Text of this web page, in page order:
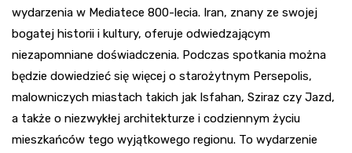
wydarzenia w Mediatece 800-lecia. Iran, znany ze swojej
bogatej historii i kultury, oferuje odwiedzającym
niezapomniane doświadczenia. Podczas spotkania można
będzie dowiedzieć się więcej o starożytnym Persepolis,
malowniczych miastach takich jak Isfahan, Sziraz czy Jazd,
a także o niezwykłej architekturze i codziennym życiu
mieszkańców tego wyjątkowego regionu. To wydarzenie